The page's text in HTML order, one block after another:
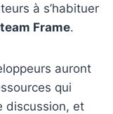
à s’habituer
Frame.
auront
qui
discussion, et